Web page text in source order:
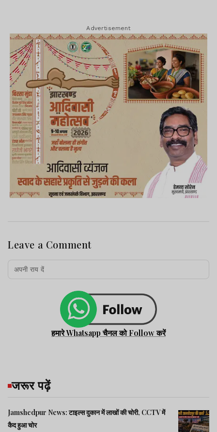
Advertisement
Leave a Comment
हमारे Whatsapp चैनल को Follow करें
जरूर पढ़ें
Jamshedpur News: टाइल्स दुकान में लाखों की चोरी, CCTV में
कैद हुआ चोर